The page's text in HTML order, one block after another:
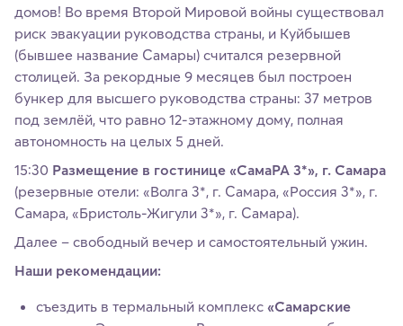
домов! Во время Второй Мировой войны существовал
риск эвакуации руководства страны, и Куйбышев
(бывшее название Самары) считался резервной
столицей. За рекордные 9 месяцев был построен
бункер для высшего руководства страны: 37 метров
под землёй, что равно 12-этажному дому, полная
автономность на целых 5 дней.
15:30 Размещение в гостинице «СамаРА 3*», г. Самара
(резервные отели: «Волга 3*, г. Самара, «Россия 3*», г.
Самара, «Бристоль-Жигули 3*», г. Самара).
Далее – свободный вечер и самостоятельный ужин.
Наши рекомендации:
съездить в термальный комплекс «Самарские